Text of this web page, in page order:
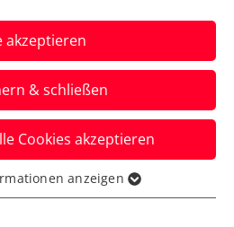
Neumayer,
Open
wiederholen in
akzeptieren
& schließen
Cookies akzeptieren
für grundlegende
anzeigen